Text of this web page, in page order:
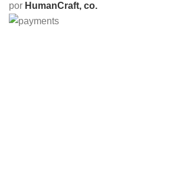
por HumanCraft, co.